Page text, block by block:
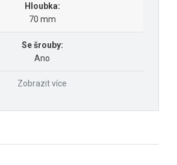
Hloubka:
70 mm
Se šrouby:
Ano
Zobrazit více